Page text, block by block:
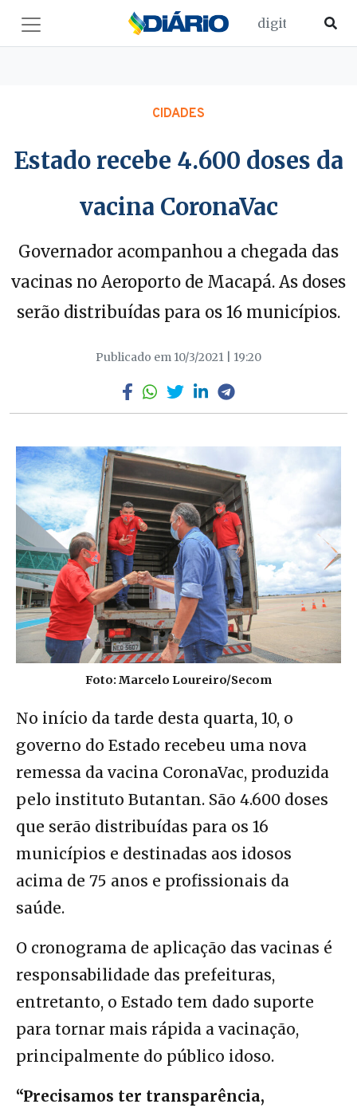
CIDADES
Estado recebe 4.600 doses da
vacina CoronaVac
Governador acompanhou a chegada das
vacinas no Aeroporto de Macapá. As doses
serão distribuídas para os 16 municípios.
Publicado em 10/3/2021 | 19:20
Foto: Marcelo Loureiro/Secom
No início da tarde desta quarta, 10, o
governo do Estado recebeu uma nova
remessa da vacina CoronaVac, produzida
pelo instituto Butantan. São 4.600 doses
que serão distribuídas para os 16
municípios e destinadas aos idosos
acima de 75 anos e profissionais da
saúde.
O cronograma de aplicação das vacinas é
responsabilidade das prefeituras,
entretanto, o Estado tem dado suporte
para tornar mais rápida a vacinação,
principalmente do público idoso.
“Precisamos ter transparência,